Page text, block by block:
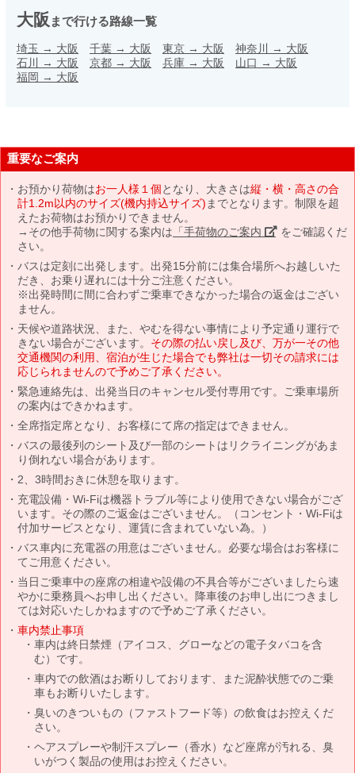
大阪 まで行ける路線一覧
埼玉 → 大阪 千葉 → 大阪 東京 → 大阪 神奈川 → 大阪
石川 → 大阪 京都 → 大阪 兵庫 → 大阪 山口 → 大阪
福岡 → 大阪
重要なご案内
お預かり荷物はお一人様１個となり、大きさは縦・横・高さの合
計1.2m以内のサイズ(機内持込サイズ) までとなります。制限を超
えたお荷物はお預かりできません。
→その他手荷物に関する案内は 「手荷物のご案内」 をご確認くだ
さい。
バスは定刻に出発します。出発15分前には集合場所へお越しいた
だき、お乗り遅れには十分ご注意ください。
※出発時間に間に合わずご乗車できなかった場合の返金はござい
ません。
天候や道路状況、また、やむを得ない事情により予定通り運行で
きない場合がございます。 その際の払い戻し及び、万が一その他
交通機関の利用、宿泊が生じた場合でも弊社は一切その請求には
応じられませんので予めご了承ください。
緊急連絡先は、出発当日のキャンセル受付専用です。ご乗車場所
の案内はできかねます。
全席指定席となり、お客様にて席の指定はできません。
バスの最後列のシート及び一部のシートはリクライニングがあま
り倒れない場合があります。
2、3時間おきに休憩を取ります。
充電設備・Wi-Fiは機器トラブル等により使用できない場合がござ
います。その際のご返金はございません。（コンセント・Wi-Fiは
付加サービスとなり、運賃に含まれていない為。）
バス車内に充電器の用意はございません。必要な場合はお客様に
てご用意ください。
当日ご乗車中の座席の相違や設備の不具合等がございましたら速
やかに乗務員へお申し出ください。降車後のお申し出につきまし
ては対応いたしかねますので予めご了承ください。
車内禁止事項
車内は終日禁煙（アイコス、グローなどの電子タバコを含
む）です。
車内での飲酒はお断りしております、また泥酔状態でのご乗
車もお断りいたします。
臭いのきついもの（ファストフード等）の飲食はお控えくだ
さい。
ヘアスプレーや制汗スプレー（香水）など座席が汚れる、臭
いがつく製品の使用はお控えください。